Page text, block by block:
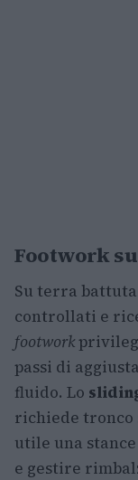
Footwork
Su terra
controllati e
footwork
passi di
fluido. Lo
richiede tronco
utile una
e gestire